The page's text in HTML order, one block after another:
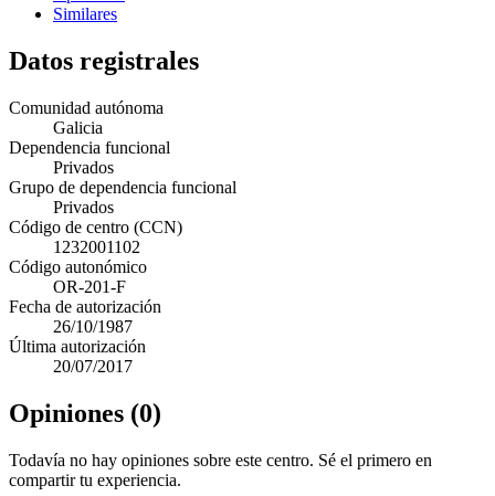
Similares
Datos registrales
Comunidad autónoma
Galicia
Dependencia funcional
Privados
Grupo de dependencia funcional
Privados
Código de centro (CCN)
1232001102
Código autonómico
OR-201-F
Fecha de autorización
26/10/1987
Última autorización
20/07/2017
Opiniones (0)
Todavía no hay opiniones sobre este centro. Sé el primero en
compartir tu experiencia.